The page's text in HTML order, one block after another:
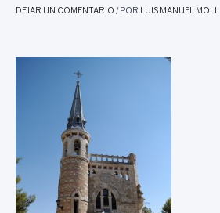
DEJAR UN COMENTARIO / POR LUIS MANUEL MOLL